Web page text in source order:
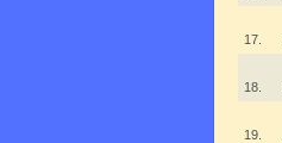
17.
18.
19.